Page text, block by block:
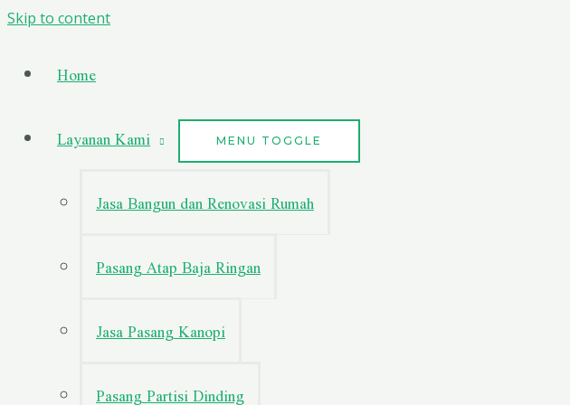
Skip to content
Home
Layanan Kami
MENU TOGGLE
Jasa Bangun dan Renovasi Rumah
Pasang Atap Baja Ringan
Jasa Pasang Kanopi
Pasang Partisi Dinding